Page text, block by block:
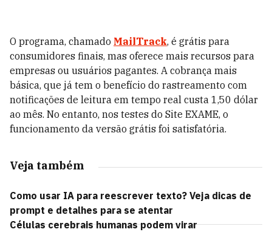
O programa, chamado MailTrack, é grátis para
consumidores finais, mas oferece mais recursos para
empresas ou usuários pagantes. A cobrança mais
básica, que já tem o benefício do rastreamento com
notificações de leitura em tempo real custa 1,50 dólar
ao mês. No entanto, nos testes do Site EXAME, o
funcionamento da versão grátis foi satisfatória.
Veja também
Como usar IA para reescrever texto? Veja dicas de
prompt e detalhes para se atentar
Células cerebrais humanas podem virar